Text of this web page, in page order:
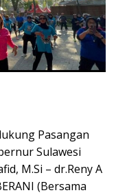
Pasangan
Sulawesi
M.Si – dr.Reny A
(Bersama